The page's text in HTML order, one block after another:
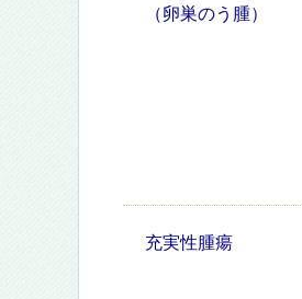
（卵巣のう腫）
充実性腫瘍